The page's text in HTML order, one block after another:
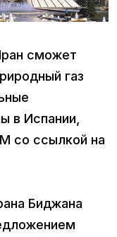
сможет
газ
в Испании,
со ссылкой на
Биджана